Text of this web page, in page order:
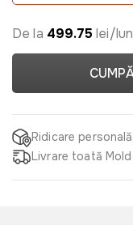
De la 499.75 lei/
Ridicare personală
Livrare toată